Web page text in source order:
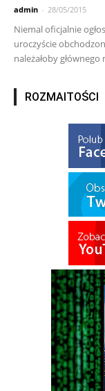
admin - 28/05/2015
Niemal oficjalnie
uroczyście
należałoby głównego
ROZMAITOŚCI